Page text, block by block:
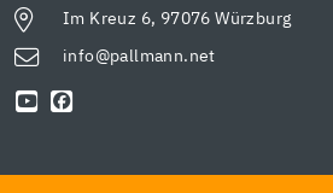
Im Kreuz 6, 97076 Würzburg
info@pallmann.net